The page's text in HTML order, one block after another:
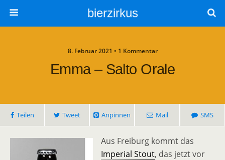
bierzirkus
8. Februar 2021 • 1 Kommentar
Emma – Salto Orale
Teilen Tweet Anpinnen Mail SMS
Aus Freiburg kommt das
Imperial Stout, das jetzt vor